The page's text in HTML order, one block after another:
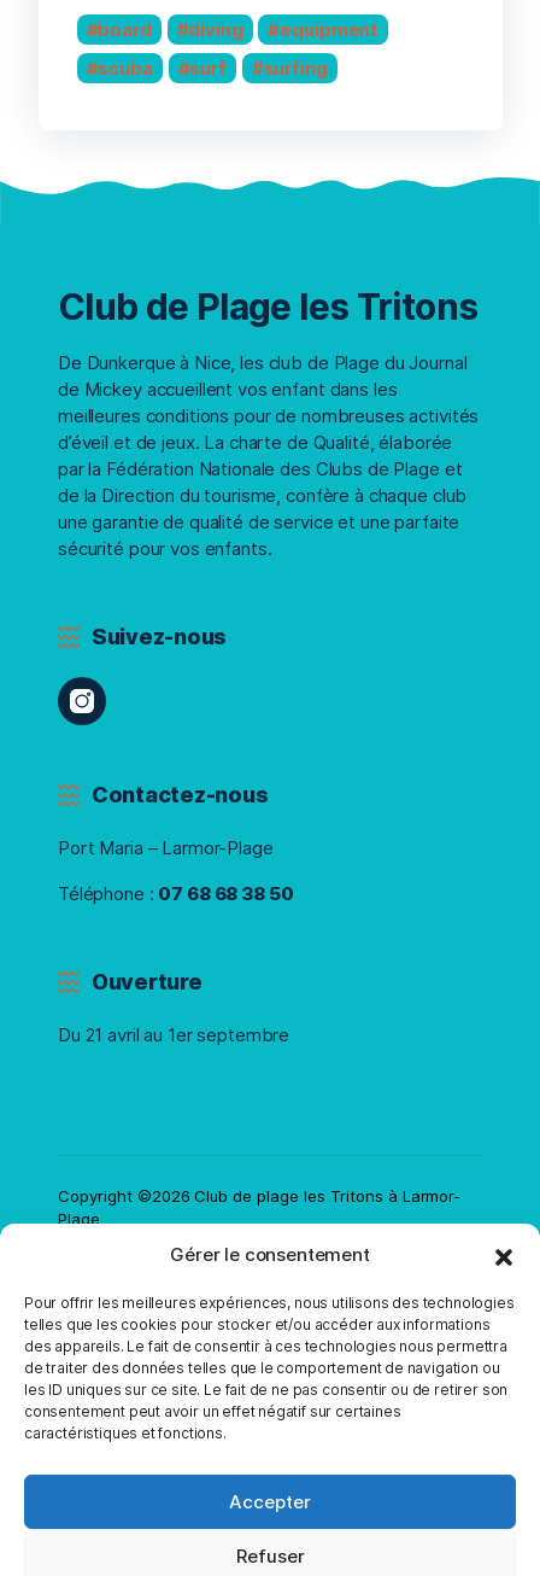
Gérer le consentement
Pour offrir les meilleures expériences, nous utilisons des technologies
telles que les cookies pour stocker et/ou accéder aux informations
des appareils. Le fait de consentir à ces technologies nous permettra
de traiter des données telles que le comportement de navigation ou
les ID uniques sur ce site. Le fait de ne pas consentir ou de retirer son
consentement peut avoir un effet négatif sur certaines
caractéristiques et fonctions.
Accepter
Refuser
board diving
equipment
scuba
surf surfing
Club de Plage les Tritons
De Dunkerque à Nice, les club de Plage du Journal
de Mickey accueillent vos enfant dans les
meilleures conditions pour de nombreuses activités
d’éveil et de jeux. La charte de Qualité, élaborée
par la Fédération Nationale des Clubs de Plage et
de la Direction du tourisme, confère à chaque club
une garantie de qualité de service et une parfaite
sécurité pour vos enfants.
Suivez-nous
Contactez-nous
Port Maria – Larmor-Plage
Téléphone : 07 68 68 38 50
Ouverture
Du 21 avril au 1er septembre
Copyright ©2026 Club de plage les Tritons à Larmor-
Plage
Mentions Légales
Politique de confidentialité
Contact
Réalisation Studio PLIK ®